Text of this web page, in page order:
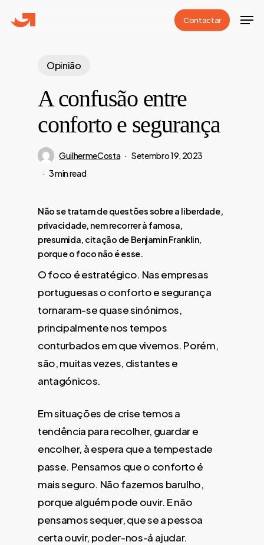
Contactar
Opinião
A confusão entre
conforto e segurança
GuilhermeCosta
Setembro 19, 2023
3 min read
Não se tratam de questões sobre a liberdade,
privacidade, nem recorrer à famosa,
presumida, citação de Benjamin Franklin,
porque o foco não é esse.
O foco é estratégico. Nas empresas
portuguesas o conforto e segurança
tornaram-se quase sinónimos,
principalmente nos tempos
conturbados em que vivemos. Porém,
são, muitas vezes, distantes e
antagónicos.
Em situações de crise temos a
tendência para recolher, guardar e
encolher, à espera que a tempestade
passe. Pensamos que o conforto é
mais seguro. Não fazemos barulho,
porque alguém pode ouvir. E não
pensamos sequer, que se a pessoa
certa ouvir, poder-nos-á ajudar.